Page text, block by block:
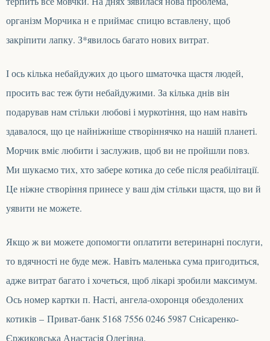
організм Морчика н е приймає спицю вставлену, щоб
закріпити лапку. З*явилось багато нових витрат.
І ось кілька небайдужих до цього шматочка щастя людей,
просить вас теж бути небайдужими. За кілька днів він
подарував нам стільки любові і муркотіння, що нам навіть
здавалося, що це найніжніше створіннячко на нашій планеті.
Морчик вміє любити і заслужив, щоб ви не пройшли повз.
Ми шукаємо тих, хто забере котика до себе після реабілітації.
Це ніжне створіння принесе у ваш дім стільки щастя, що ви й
уявити не можете.
Якщо ж ви можете допомогти оплатити ветеринарні послуги,
то вдячності не буде меж. Навіть маленька сума пригодиться,
адже витрат багато і хочеться, щоб лікарі зробили максимум.
Ось номер картки п. Насті, ангела-охоронця обездолених
котиків – Приват-банк 5168 7556 0246 5987 Снісаренко-
Єржиковська Анастасія Олегівна.